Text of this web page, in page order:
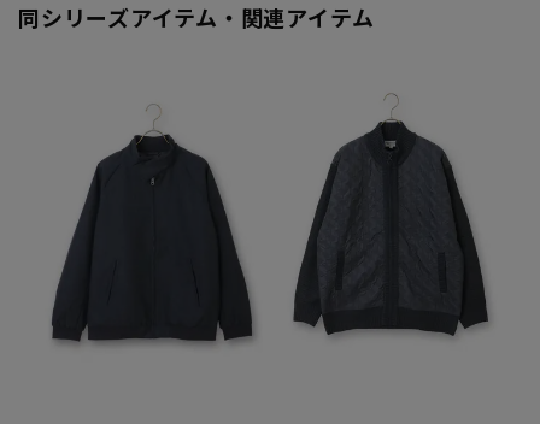
同シリーズアイテム・関連アイテム